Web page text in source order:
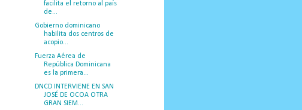
facilita el retorno al país
de...
Gobierno dominicano
habilita dos centros de
acopio...
Fuerza Aérea de
República Dominicana
es la primera...
DNCD INTERVIENE EN SAN
JOSÉ DE OCOA OTRA
GRAN SIEM...